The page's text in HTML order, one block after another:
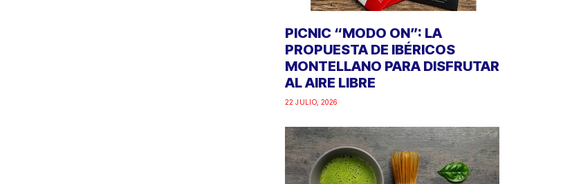
PICNIC “MODO ON”: LA
PROPUESTA DE IBÉRICOS
MONTELLANO PARA DISFRUTAR
AL AIRE LIBRE
22 JULIO, 2026